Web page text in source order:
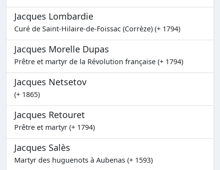
Jacques Lombardie
Curé de Saint-Hilaire-de-Foissac (Corrèze) (+ 1794)
Jacques Morelle Dupas
Prêtre et martyr de la Révolution française (+ 1794)
Jacques Netsetov
(+ 1865)
Jacques Retouret
Prêtre et martyr (+ 1794)
Jacques Salès
Martyr des huguenots à Aubenas (+ 1593)